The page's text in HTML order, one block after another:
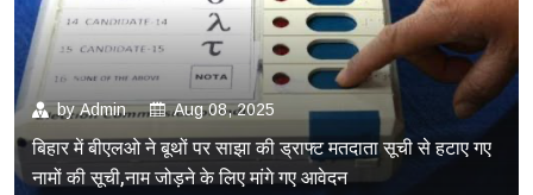
byAdmin Aug 08, 2025
बिहार में बीएलओ ने बूथों पर साझा की ड्राफ्ट मतदाता सूची से हटाए गए
नामों की सूची,नाम जोड़ने के लिए मांगे गए आवेदन